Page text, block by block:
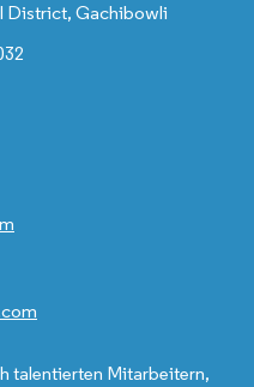
District, Gachibowli
talentierten Mitarbeitern,